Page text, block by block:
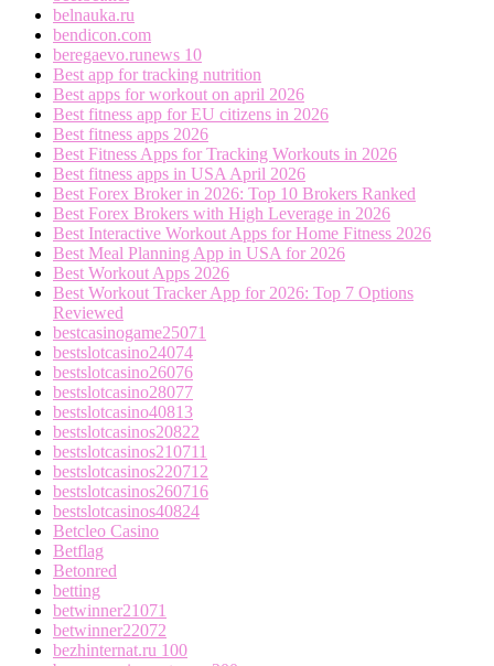
belnauka.ru
bendicon.com
beregaevo.runews 10
Best app for tracking nutrition
Best apps for workout on april 2026
Best fitness app for EU citizens in 2026
Best fitness apps 2026
Best Fitness Apps for Tracking Workouts in 2026
Best fitness apps in USA April 2026
Best Forex Broker in 2026: Top 10 Brokers Ranked
Best Forex Brokers with High Leverage in 2026
Best Interactive Workout Apps for Home Fitness 2026
Best Meal Planning App in USA for 2026
Best Workout Apps 2026
Best Workout Tracker App for 2026: Top 7 Options
Reviewed
bestcasinogame25071
bestslotcasino24074
bestslotcasino26076
bestslotcasino28077
bestslotcasino40813
bestslotcasinos20822
bestslotcasinos210711
bestslotcasinos220712
bestslotcasinos260716
bestslotcasinos40824
Betcleo Casino
Betflag
Betonred
betting
betwinner21071
betwinner22072
bezhinternat.ru 100